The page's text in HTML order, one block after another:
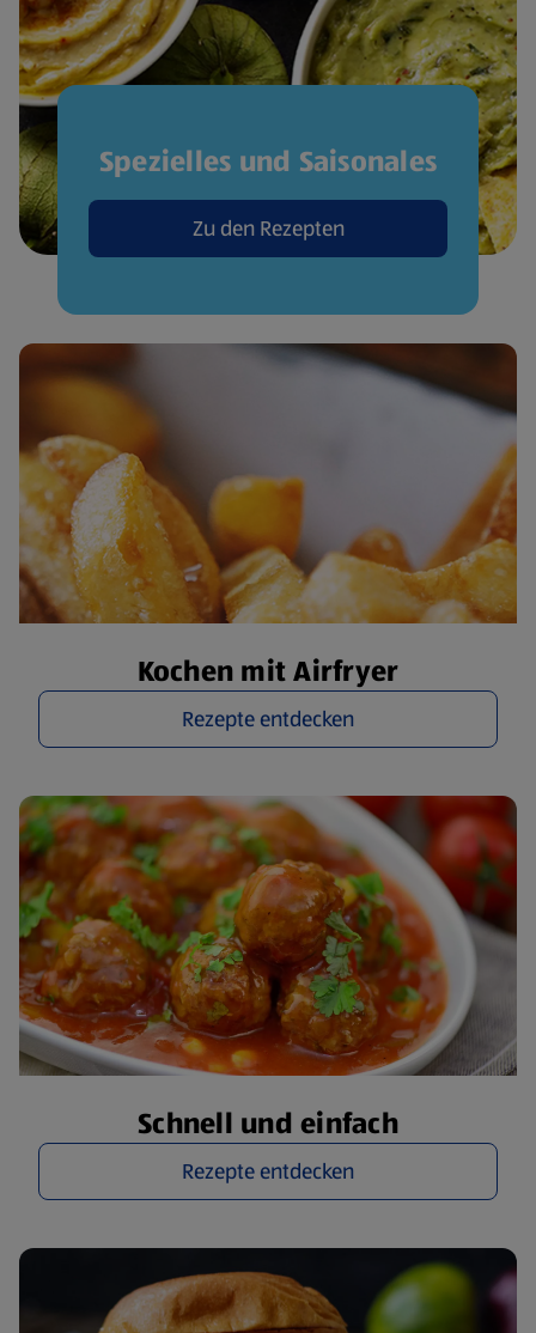
Spezielles und Saisonales
Zu den Rezepten
Kochen mit Airfryer
Rezepte entdecken
Schnell und einfach
Rezepte entdecken